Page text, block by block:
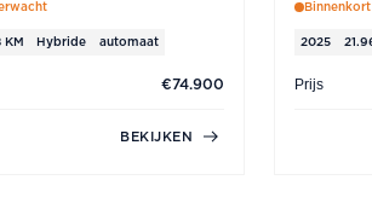
(7P1), stoelverwarming
KM Hybride automaat
€74.900
BEKIJKEN
2025
Prijs